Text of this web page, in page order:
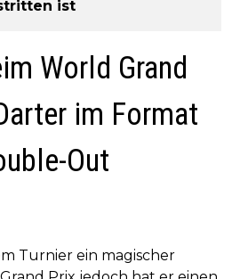
ist
World Grand
im Format
Out
Turnier ein magischer